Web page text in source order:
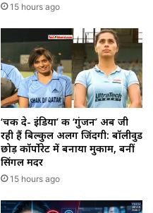
15 hours ago
‘चक दे- इंडिया’ की ‘गुंजन’ अब जी
रही हैं बिल्कुल अलग जिंदगी: बॉलीवुड
छोड़ कॉर्पोरेट में बनाया मुकाम, बनीं
सिंगल मदर
15 hours ago